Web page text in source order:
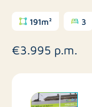
191m² 3
€3.995 p.m.